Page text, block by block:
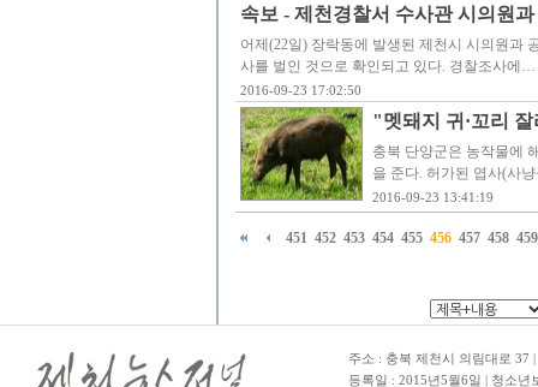
속보 - 제천경찰서 수사관 시의원
어제(22일) 장락동에 발생된 제천시 시의원과
사를 벌인 것으로 확인되고 있다. 경찰조사에…
2016-09-23 17:02:50
"멧돼지 귀·꼬리
충북 단양군은 농작물에
을 준다. 허가된 엽사(사
2016-09-23 13:41:19
451 452 453 454 455 456 457 458 459
주소 : 충북 제천시 의림대로 37
등록일 : 2015년5월6일 | 청소